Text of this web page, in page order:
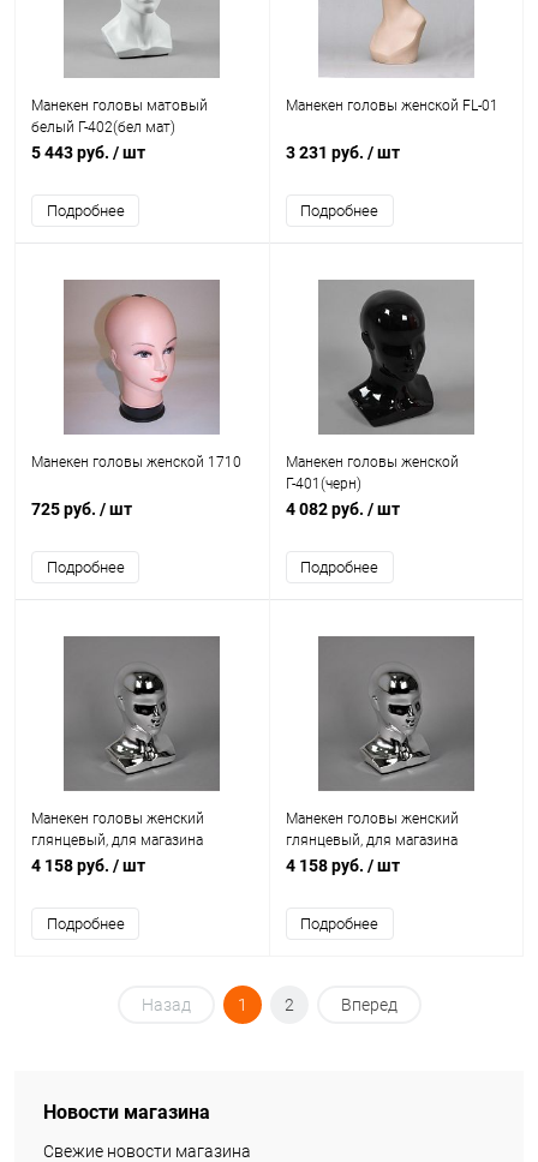
Манекен головы матовый
белый Г-402(бел мат)
5 443 руб. / шт
Подробнее
Манекен головы женской FL-01
3 231 руб. / шт
Подробнее
Манекен головы женской 1710
725 руб. / шт
Подробнее
Манекен головы женской
Г-401(черн)
4 082 руб. / шт
Подробнее
Манекен головы женский
глянцевый, для магазина
Г-401(серебро)
4 158 руб. / шт
Подробнее
Манекен головы женский
глянцевый, для магазина
Г-401(серебро)
4 158 руб. / шт
Подробнее
Назад 1 2 Вперед
Новости магазина
Свежие новости магазина